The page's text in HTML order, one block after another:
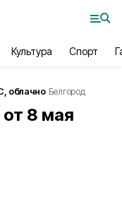
Культура Спорт
облачно Белгород
8 мая